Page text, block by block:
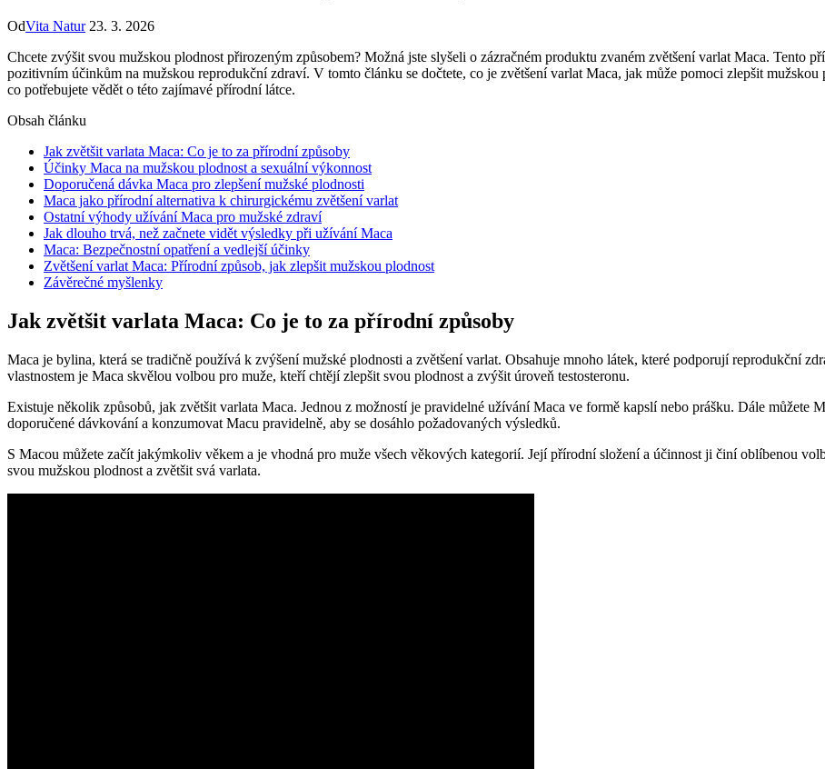
OdVita Natur 23. 3. 2026
Chcete zvýšit svou mužskou plodnost přirozeným způsobem? Možná jste slyšeli o zázračném produktu zvaném zvětšení varlat Maca. Tento
pozitivním účinkům na mužskou reprodukční zdraví. V tomto článku se dočtete, co je zvětšení varlat Maca, jak může pomoci zlepšit mužskou
co potřebujete vědět o této zajímavé přírodní látce.
Obsah článku
Jak zvětšit varlata Maca: Co je to za přírodní způsoby
Účinky Maca na mužskou plodnost a sexuální výkonnost
Doporučená dávka Maca pro zlepšení mužské plodnosti
Maca jako přírodní alternativa k chirurgickému zvětšení varlat
Ostatní výhody užívání Maca pro mužské zdraví
Jak dlouho trvá, než začnete vidět výsledky při užívání Maca
Maca: Bezpečnostní opatření a vedlejší účinky
Zvětšení varlat Maca: Přírodní způsob, jak zlepšit mužskou plodnost
Závěrečné myšlenky
Jak zvětšit varlata Maca: Co je to za přírodní způsoby
Maca je bylina, která se tradičně používá k zvýšení mužské plodnosti a zvětšení varlat. Obsahuje mnoho látek, které podporují reprodukční
vlastnostem je Maca skvělou volbou pro muže, kteří chtějí zlepšit svou plodnost a zvýšit úroveň testosteronu.
Existuje několik způsobů, jak zvětšit varlata Maca. Jednou z možností je pravidelné užívání Maca ve formě kapslí nebo prášku. Dále můžete
doporučené dávkování a konzumovat Macu pravidelně, aby se dosáhlo požadovaných výsledků.
S Macou můžete začít jakýmkoliv věkem a je vhodná pro muže všech věkových kategorií. Její přírodní složení a účinnost ji činí oblíbenou
svou mužskou plodnost a zvětšit svá varlata.